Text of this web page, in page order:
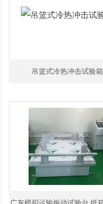
吊篮式冷热冲击试验箱